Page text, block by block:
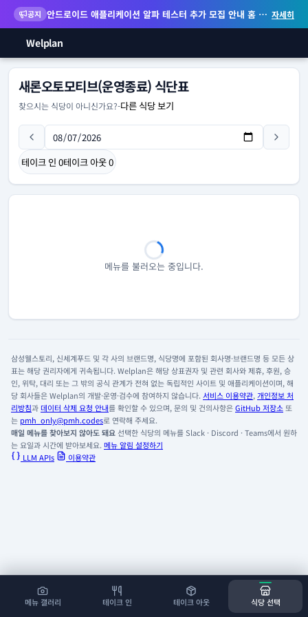
공지 안드로이드 애플리케이션 알파 테스터 추가 모집 안내 홈 화면 위젯 등 지원 자세히
Welplan
메뉴 갤러리 테이크 인 테이크 아웃 식당 선택
새론오토모티브(운영종료) 식단표
찾으시는 식당이 아니신가요?-다른 식당 보기
테이크 인 0테이크 아웃0
메뉴를 불러오는 중입니다.
삼성웰스토리, 신세계푸드 및 각 사의 브랜드명, 식당명에 포함된 회사명·브랜드명 등 모든 상
표는 해당 권리자에게 귀속됩니다. Welplan은 해당 상표권자 및 관련 회사와 제휴, 후원, 승
인, 위탁, 대리 또는 그 밖의 공식 관계가 전혀 없는 독립적인 사이트 및 애플리케이션이며, 해
당 회사들은 Welplan의 개발·운영·검수에 참여하지 않습니다. 서비스 이용약관, 개인정보 처
리방침과데이터 삭제 요청 안내를 확인할 수 있으며, 문의 및 건의사항은GitHub 저장소 또
는 pmh_only@pmh.codes로 연락해 주세요.
매일 메뉴를 찾아보지 않아도 돼요선택한 식당의 메뉴를 Slack · Discord · Teams에서 원하
는 요일과 시간에 받아보세요. 메뉴 알림 설정하기
LLM APIs
이용약관